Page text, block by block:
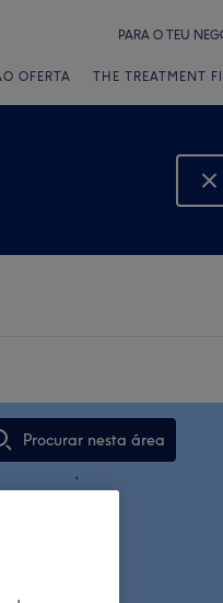
PARA O TEU
OFERTA THE TREATMENT
Procurar nesta área
,